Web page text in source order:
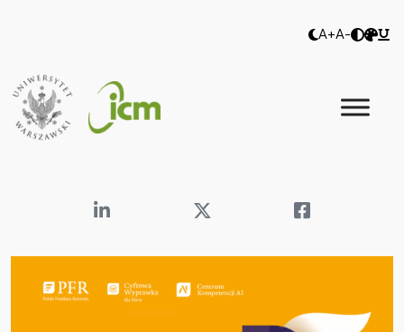
A+A-